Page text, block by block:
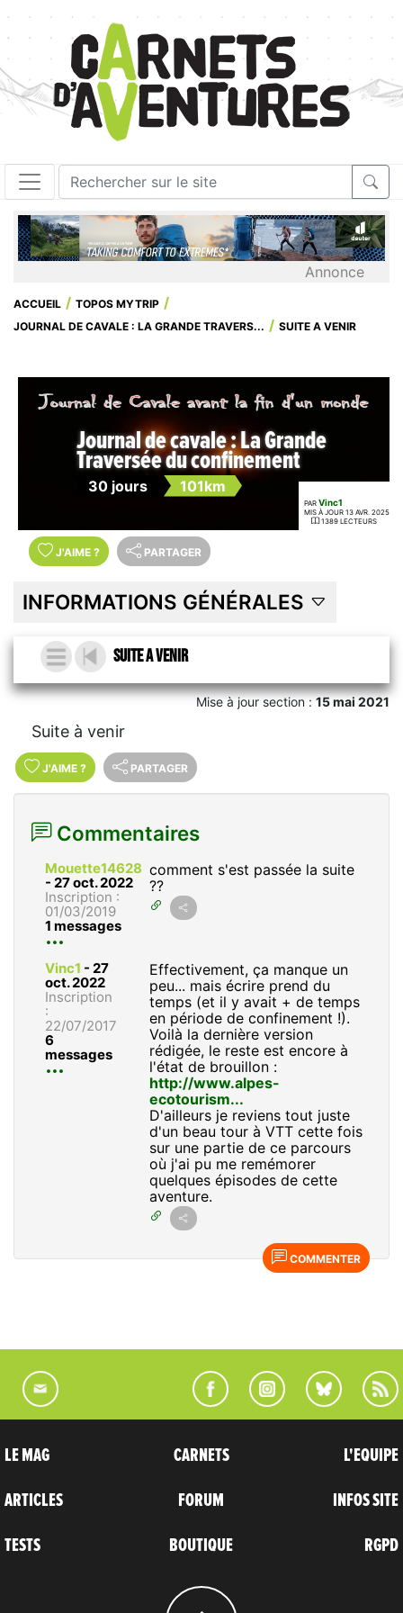
Annonce
ACCUEIL
TOPOS MYTRIP
JOURNAL DE CAVALE : LA GRANDE TRAVERS...
SUITE A VENIR
Journal de cavale : La Grande
Traversée du confinement
30 jours 101km
PAR Vinc1
MIS À JOUR 13 AVR. 2025
1389 LECTEURS
J'AIME ? PARTAGER
INFORMATIONS GÉNÉRALES
Suite A venir
Mise à jour section :15 mai 2021
Suite à venir
J'AIME ? PARTAGER
Commentaires
Mouette14628
- 27 oct. 2022
Inscription :
01/03/2019
1 messages
comment s'est passée la suite
??
Vinc1 - 27
oct. 2022
Inscription
:
22/07/2017
6
messages
Effectivement, ça manque un
peu... mais écrire prend du
temps (et il y avait + de temps
en période de confinement !).
Voilà la dernière version
rédigée, le reste est encore à
l'état de brouillon :
http://www.alpes-
ecotourism...
D'ailleurs je reviens tout juste
d'un beau tour à VTT cette fois
sur une partie de ce parcours
où j'ai pu me remémorer
quelques épisodes de cette
aventure.
COMMENTER
LE MAG
ARTICLES
TESTS
CARNETS
FORUM
BOUTIQUE
L'EQUIPE
INFOS SITE
RGPD